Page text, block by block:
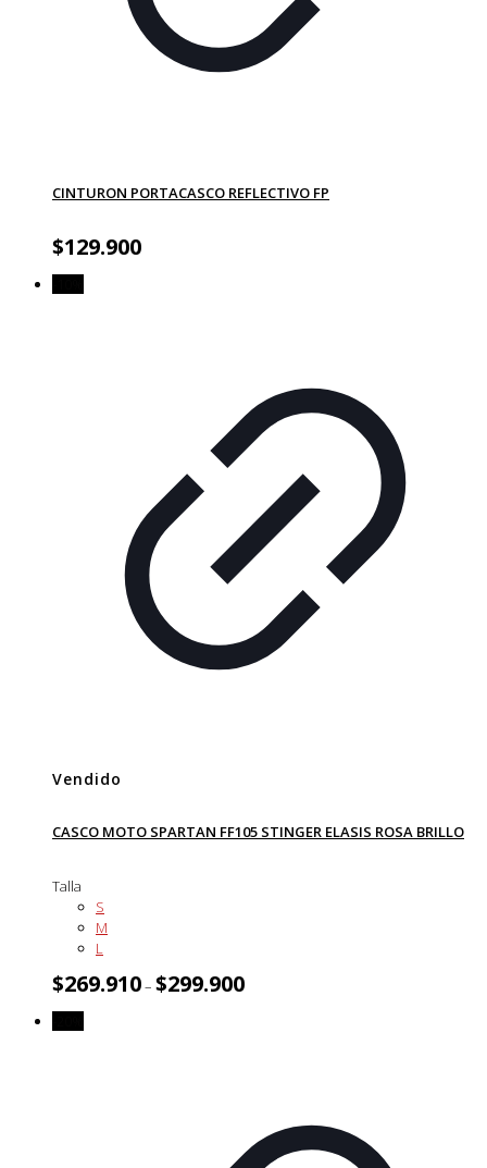
CINTURON PORTACASCO REFLECTIVO FP
$129.900
Vendido
CASCO MOTO SPARTAN FF105 STINGER ELASIS ROSA BRILLO
Talla
S
M
L
$269.910– $299.900